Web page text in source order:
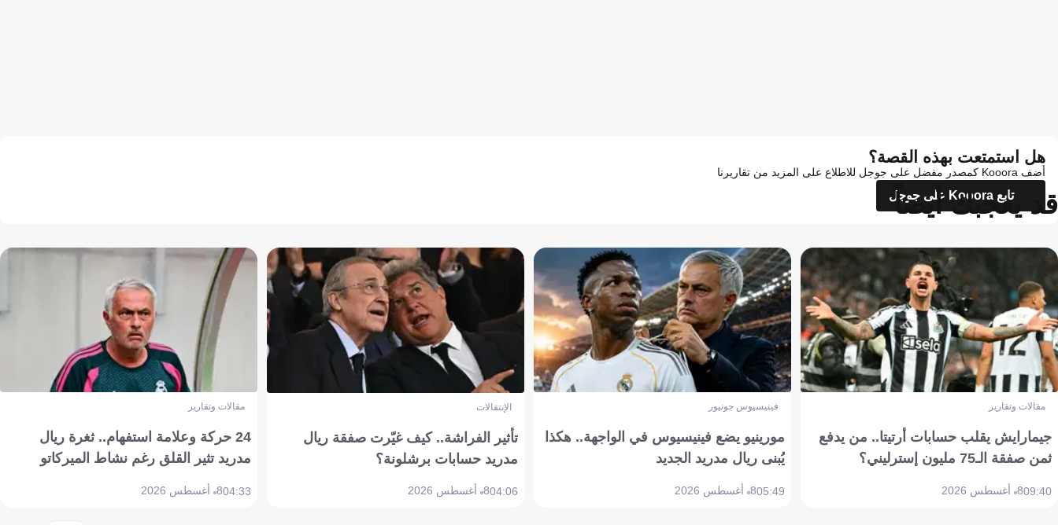
هل استمتعت بهذه القصة؟
أضف Kooora كمصدر مفضل على جوجل للاطلاع على المزيد من تقاريرنا
تابع Kooora على جوجل
قد يعجبك أيضاً
مقالات وتقارير
جيمارايش يقلب حسابات أرتيتا.. من يدفع
ثمن صفقة الـ75 مليون إسترليني؟
09:408 أغسطس 2026
فينيسيوس جونيور
مورينيو يضع فينيسيوس في الواجهة.. هكذا
يُبنى ريال مدريد الجديد
05:498 أغسطس 2026
الإنتقالات
تأثير الفراشة.. كيف غيّرت صفقة ريال
مدريد حسابات برشلونة؟
04:068 أغسطس 2026
مقالات وتقارير
24 حركة وعلامة استفهام.. ثغرة ريال
مدريد تثير القلق رغم نشاط الميركاتو
04:338 أغسطس 2026